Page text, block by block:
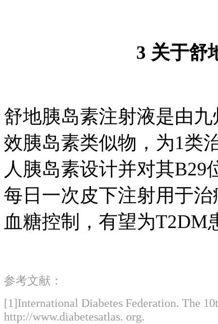
3 关于舒
舒地胰岛素注射液是由
效胰岛素类似物，为1类
人胰岛素设计并对其B29
每日一次皮下注射用于治
血糖控制，有望为
参考文献：
[1]International Diabetes Federation. The
http://www.diabetesatlas. org.